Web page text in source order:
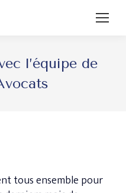
l’équipe de
tous ensemble pour